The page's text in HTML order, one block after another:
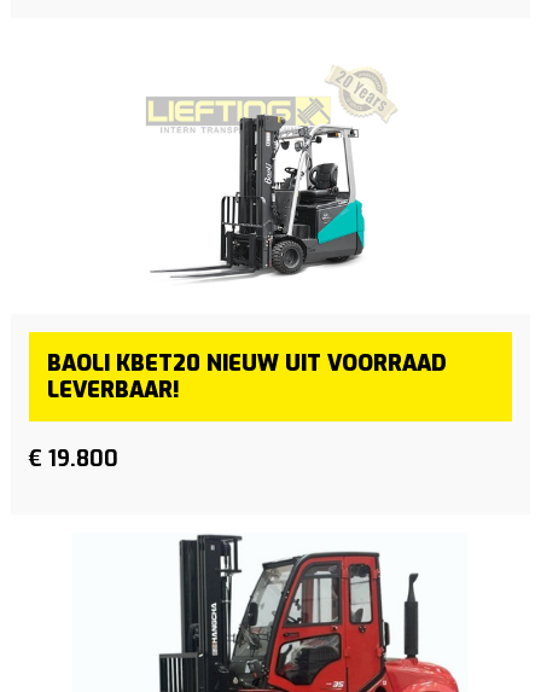
BAOLI KBET20 NIEUW UIT VOORRAAD
LEVERBAAR!
€ 19.800